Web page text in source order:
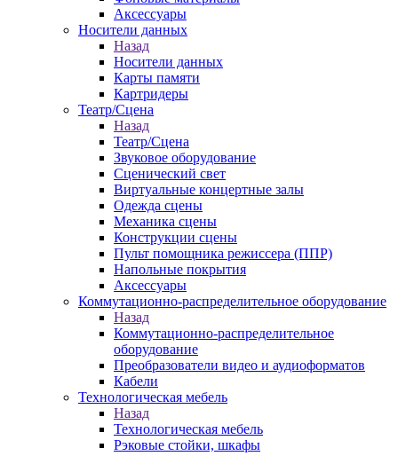
Аксессуары
Носители данных
Назад
Носители данных
Карты памяти
Картридеры
Театр/Сцена
Назад
Театр/Сцена
Звуковое оборудование
Сценический свет
Виртуальные концертные залы
Одежда сцены
Механика сцены
Конструкции сцены
Пульт помощника режиссера (ППР)
Напольные покрытия
Аксессуары
Коммутационно-распределительное оборудование
Назад
Коммутационно-распределительное
оборудование
Преобразователи видео и аудиоформатов
Кабели
Технологическая мебель
Назад
Технологическая мебель
Рэковые стойки, шкафы